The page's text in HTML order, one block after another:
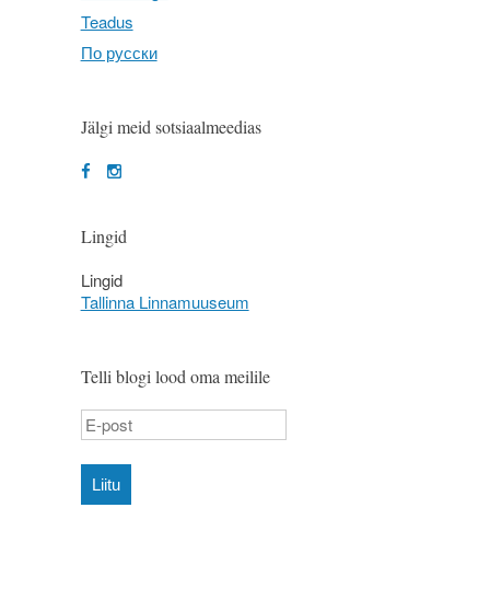
Teadus
По русски
Jälgi meid sotsiaalmeedias
Lingid
Lingid
Tallinna Linnamuuseum
Telli blogi lood oma meilile
Liitu